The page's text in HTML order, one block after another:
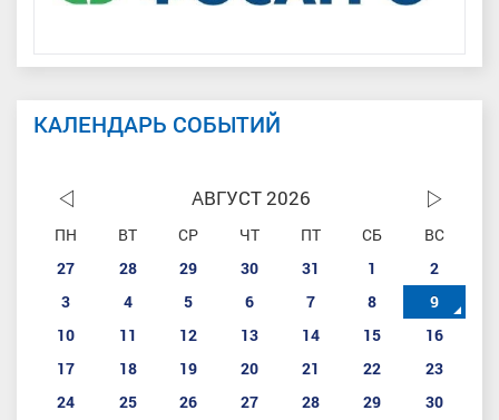
КАЛЕНДАРЬ СОБЫТИЙ
АВГУСТ 2026
ПН ВТ СР ЧТ ПТ СБ
ВС
27
28 29 30 31 1
2
3
4 5 6 7 8
9
10
11 12 13 14 15
16
17
18 19 20 21 22
23
24
25 26 27 28 29
30